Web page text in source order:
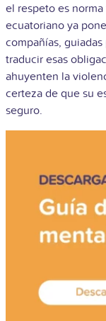
el respeto es
ecuatoriano ya
compañías,
traducir esas
ahuyenten la
certeza de que su
seguro.